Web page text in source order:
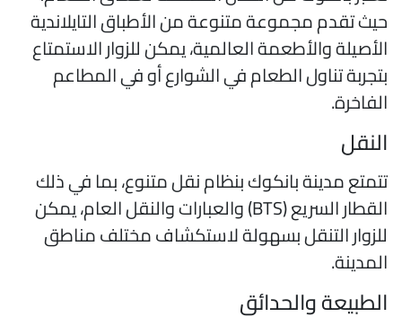
تقدم مجموعة متنوعة من الأطباق التايلاندية
والأطعمة العالمية، يمكن للزوار الاستمتاع
تناول الطعام في الشوارع أو في المطاعم
مدينة بانكوك بنظام نقل متنوع، بما في ذلك
القطار السريع (BTS) والعبارات والنقل العام، يمكن
التنقل بسهولة لاستكشاف مختلف مناطق
والحدائق